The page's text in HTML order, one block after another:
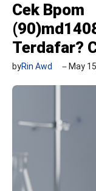
Cek Bpom
Terdafar?
byRin Awd May